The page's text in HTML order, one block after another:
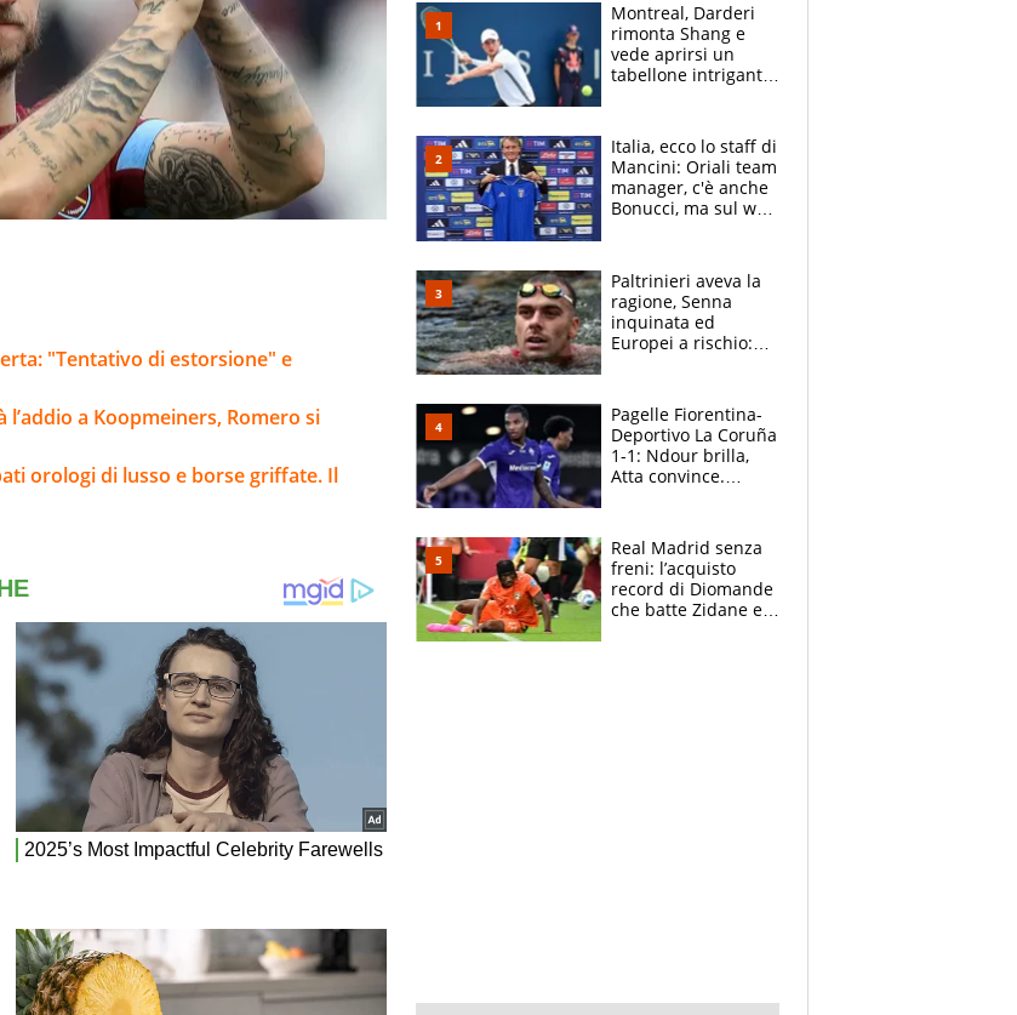
"Tentativo di estorsione" e
l’addio a Koopmeiners, Romero si
orologi di lusso e borse griffate. Il
Montreal, Darderi
rimonta Shang e
vede aprirsi un
tabellone intrigante:
felice del mio livello"
Italia, ecco lo staff di
Mancini: Oriali team
manager, c'è anche
Bonucci, ma sul web
Paltrinieri aveva la
ragione, Senna
inquinata ed
Europei a rischio:
adesso
Pagelle Fiorentina-
Deportivo La Coruña
1-1: Ndour brilla,
Atta convince.
Real Madrid senza
freni: l’acquisto
record di Diomande
che batte Zidane e